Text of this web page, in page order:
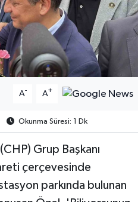
A- A+
Okunma Süresi: 1 Dk
Grup Başkanı
çerçevesinde
parkında bulunan